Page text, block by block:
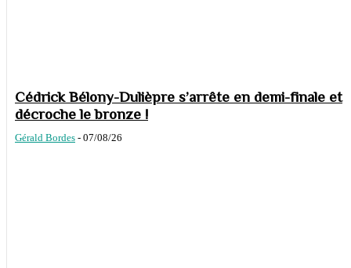
Cédrick Bélony-Dulièpre s’arrête en demi-finale et
décroche le bronze !
Gérald Bordes - 07/08/26